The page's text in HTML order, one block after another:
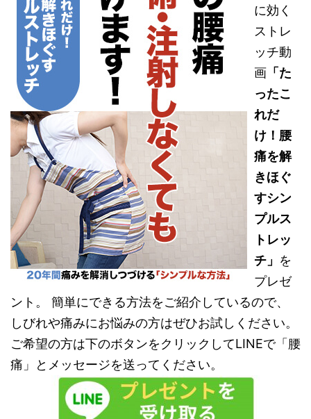
に効く
ストレ
ッチ動
画 「た
ったこ
れだ
け！腰
痛を解
きほぐ
すシン
プルス
トレッ
チ」 を
プレゼ
ント。 簡単にできる方法をご紹介しているので、
しびれや痛みにお悩みの方はぜひお試しください。
ご希望の方は下のボタンをクリックしてLINEで「腰
痛」とメッセージを送ってください。